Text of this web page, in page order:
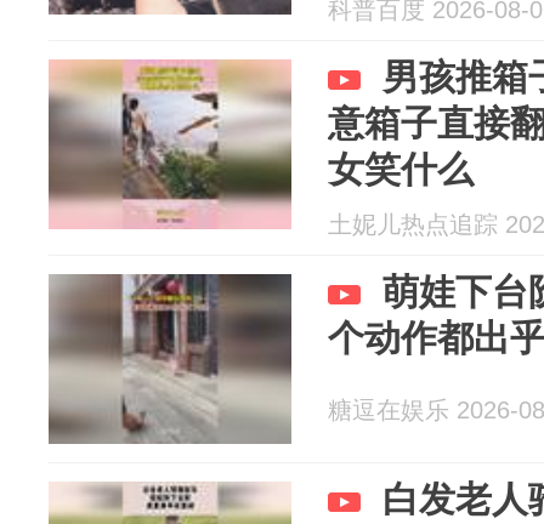
科普百度 2026-08-
男孩推箱
意箱子直接
女笑什么
土妮儿热点追踪
萌娃下台
个动作都出
糖逗在娱乐 2026-
白发老人